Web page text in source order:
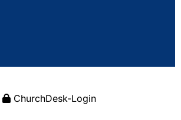
ChurchDesk-Login